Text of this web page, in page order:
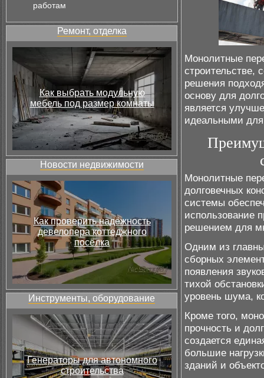
работам
Ремонт, отделка
Как выбрать модульную
мебель под размер комнаты
Новости недвижимости
Как проверить надёжность
девелопера коттеджного
посёлка
Инструменты, оборудование
Генераторы для автономного
строительства
Монолитные
строительстве,
решения
основу для
является
идеальными
Монолитные
долговечных
системы
использование
решением для
Одним из
сборных
появления
тихой
уровень шума,
Кроме того,
прочность и
создается
большие
зданий и